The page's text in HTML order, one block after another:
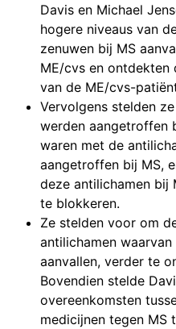
Davis en Michael
hogere niveaus van
zenuwen bij MS
ME/cvs en
van de ME/cvs-
Vervolgens stelden
werden aangetroffen
waren met de
aangetroffen bij MS,
deze antilichamen bij
te blokkeren.
Ze stelden voor om
antilichamen
aanvallen, verder te
Bovendien stelde
overeenkomsten
medicijnen tegen MS